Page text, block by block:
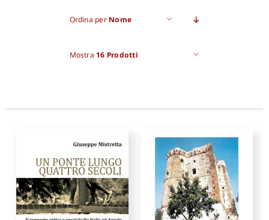
Ordina per Nome
Mostra 16 Prodotti